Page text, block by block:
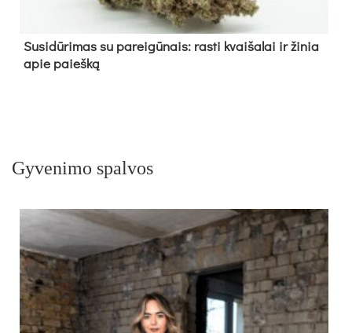
Su­si­dū­ri­mas su pa­rei­gū­nais: ras­ti kvai­ša­lai ir ži­nia
apie paieš­ką
Gyvenimo spalvos